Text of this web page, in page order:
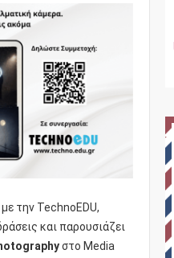
την TechnoEDU,
και παρουσιάζει
στο Media